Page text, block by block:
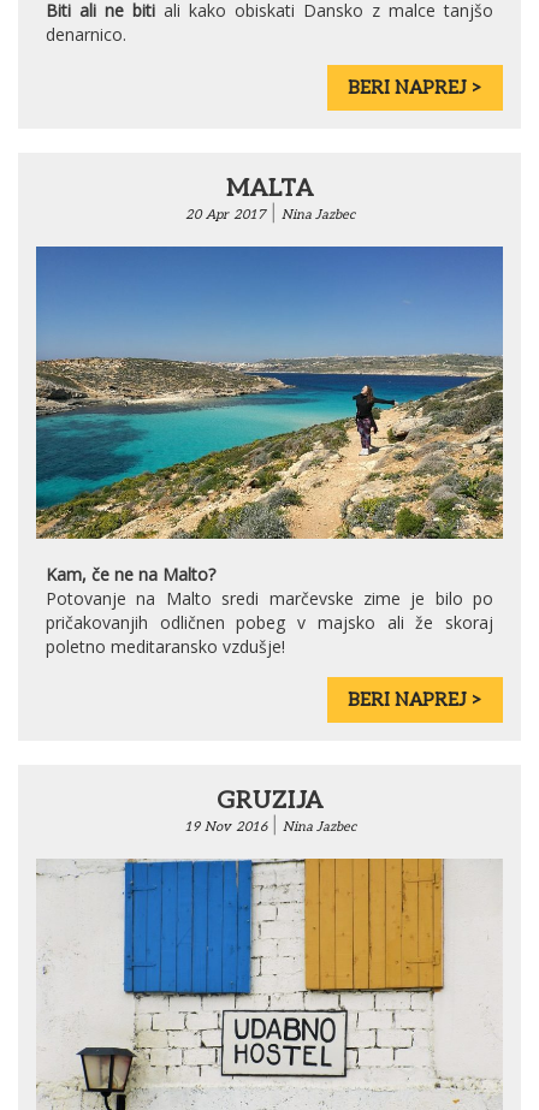
Biti ali ne biti ali kako obiskati Dansko z malce tanjšo
denarnico.
BERI NAPREJ >
MALTA
20 Apr 2017| Nina Jazbec
Kam, če ne na Malto?
Potovanje na Malto sredi marčevske zime je bilo po
pričakovanjih odličnen pobeg v majsko ali že skoraj
poletno meditaransko vzdušje!
BERI NAPREJ >
GRUZIJA
19 Nov 2016| Nina Jazbec